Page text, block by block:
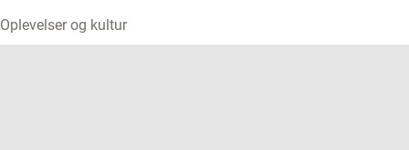
Oplevelser og kultur